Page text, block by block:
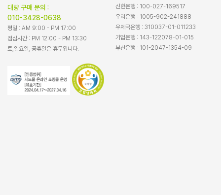
대량 구매 문의 :
010-3428-0638
평일 : AM 9:00 - PM 17:00
점심시간 : PM 12:00 - PM 13:30
토,일요일, 공휴일은 휴무입니다.
신한은행 : 100-027-169517
우리은행 : 1005-902-241888
우체국은행 : 310037-01-011233
기업은행 : 143-122078-01-015
부산은행 : 101-2047-1354-09